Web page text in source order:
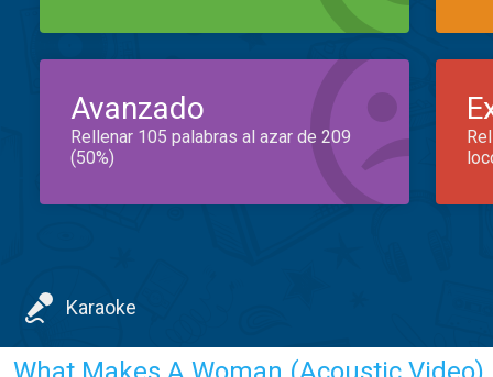
Avanzado
Rellenar 105 palabras al azar de 209
(50%)
Karaoke